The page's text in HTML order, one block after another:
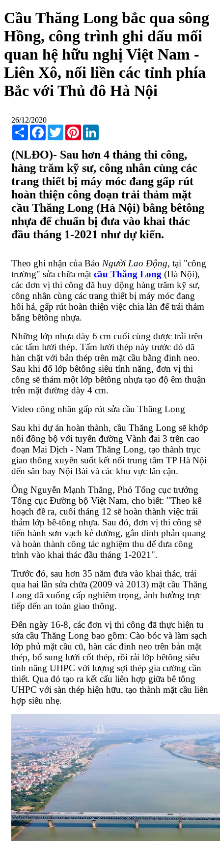
Cầu Thăng Long bắc qua sông
Hồng, công trình ghi dấu mối
quan hệ hữu nghị Việt Nam -
Liên Xô, nối liền các tỉnh phía
Bắc với Thủ đô Hà Nội
26/12/2020
Share Facebook
TwitterPinterest
(NLĐO)- Sau hơn 4 tháng thi công,
hàng trăm kỹ sư, công nhân cùng các
trang thiết bị máy móc đang gấp rút
hoàn thiện công đoạn trải thảm mặt
cầu Thăng Long (Hà Nội) bằng bêtông
nhựa để chuẩn bị đưa vào khai thác
đầu tháng 1-2021 như dự kiến.
Theo ghi nhận của Báo Người Lao Động, tại "công
trường" sửa chữa mặt cầu Thăng Long (Hà Nội),
các đơn vị thi công đã huy động hàng trăm kỹ sư,
công nhân cùng các trang thiết bị máy móc đang
hối hả, gấp rút hoàn thiện việc chia làn để trải thảm
bằng bêtông nhựa.
Những lớp nhựa dày 6 cm cuối cùng được trải trên
các tấm lưới thép. Tấm lưới thép này trước đó đã
hàn chặt với bản thép trên mặt cầu bằng đinh neo.
Sau khi đổ lớp bêtông siêu tính năng, đơn vị thi
công sẽ thảm một lớp bêtông nhựa tạo độ êm thuận
trên mặt đường dày 4 cm.
Video công nhân gấp rút sửa cầu Thăng Long
Sau khi dự án hoàn thành, cầu Thăng Long sẽ khớp
nối đồng bộ với tuyến đường Vành đai 3 trên cao
đoạn Mai Dịch - Nam Thăng Long, tạo thành trục
giao thông xuyên suốt kết nối trung tâm TP Hà Nội
đến sân bay Nội Bài và các khu vực lân cận.
Ông Nguyễn Mạnh Thắng, Phó Tổng cục trưởng
Tổng cục Đường bộ Việt Nam, cho biết: "Theo kế
hoạch đề ra, cuối tháng 12 sẽ hoàn thành việc trải
thảm lớp bê-tông nhựa. Sau đó, đơn vị thi công sẽ
tiến hành sơn vạch kẻ đường, gắn đinh phản quang
và hoàn thành công tác nghiệm thu để đưa công
trình vào khai thác đầu tháng 1-2021".
Trước đó, sau hơn 35 năm đưa vào khai thác, trải
qua hai lần sửa chữa (2009 và 2013) mặt cầu Thăng
Long đã xuống cấp nghiêm trọng, ảnh hưởng trực
tiếp đến an toàn giao thông.
Đến ngày 16-8, các đơn vị thi công đã thực hiện tu
sửa cầu Thăng Long bao gồm: Cào bóc và làm sạch
lớp phủ mặt cầu cũ, hàn các đinh neo trên bản mặt
thép, bổ sung lưới cốt thép, rồi rải lớp bêtông siêu
tính năng UHPC với lượng sợi thép gia cường cần
thiết. Qua đó tạo ra kết cấu liên hợp giữa bê tông
UHPC với sàn thép hiện hữu, tạo thành mặt cầu liên
hợp siêu nhẹ.